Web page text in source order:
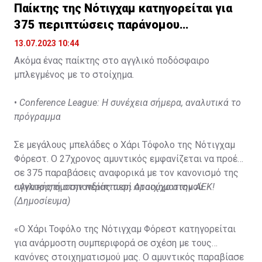
Παίκτης της Νότιγχαμ κατηγορείται για
375 περιπτώσεις παράνομου
στοιχηματισμού
13.07.2023 10:44
Ακόμα ένας παίκτης στο αγγλικό ποδόσφαιρο
μπλεγμένος με το στοίχημα.
• Conference League: Η συνέχεια σήμερα, αναλυτικά το
πρόγραμμα
Σε μεγάλους μπελάδες ο Χάρι Τόφολο της Νότιγχαμ
Φόρεστ. Ο 27χρονος αμυντικός εμφανίζεται να προέβη
σε 375 παραβάσεις αναφορικά με τον κανονισμό της
αγγλικής ομοσπονδίας περί στοιχηματισμού.
•Ανατροπή στην περίπτωση Αραούχο στην ΑΕΚ!
(Δημοσίευμα)
«Ο Χάρι Τοφόλο της Νότιγχαμ Φόρεστ κατηγορείται
για ανάρμοστη συμπεριφορά σε σχέση με τους
κανόνες στοιχηματισμού μας. Ο αμυντικός παραβίασε